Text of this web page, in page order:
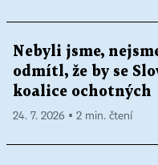
Nebyli jsme,
odmítl, že by se
koalice ochotných
24. 7. 2026 ▪ 2 min. čtení